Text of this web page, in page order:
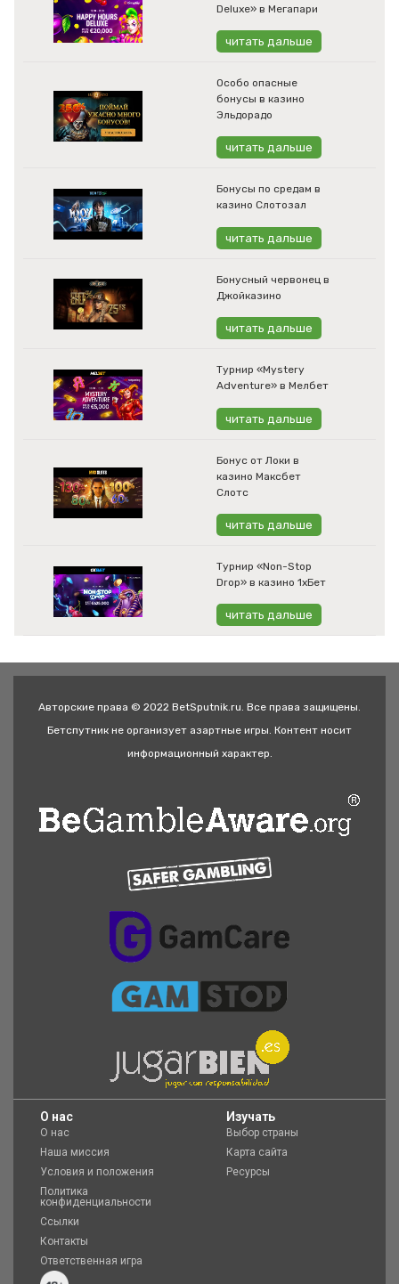
Deluxe» в Мегапари
читать дальше
Особо опасные
бонусы в казино
Эльдорадо
читать дальше
Бонусы по средам в
казино Слотозал
читать дальше
Бонусный червонец в
Джойказино
читать дальше
Турнир «Mystery
Adventure» в Мелбет
читать дальше
Бонус от Локи в
казино Максбет
Слотс
читать дальше
Турнир «Non-Stop
Drop» в казино 1хБет
читать дальше
Авторские права © 2022 BetSputnik.ru. Все права защищены.
Бетспутник не организует азартные игры. Контент носит
информационный характер.
O нас
О нас
Наша миссия
Условия и положения
Политика
конфиденциальности
Ссылки
Контакты
Ответственная игра
Изучать
Выбор страны
Карта сайта
Ресурсы